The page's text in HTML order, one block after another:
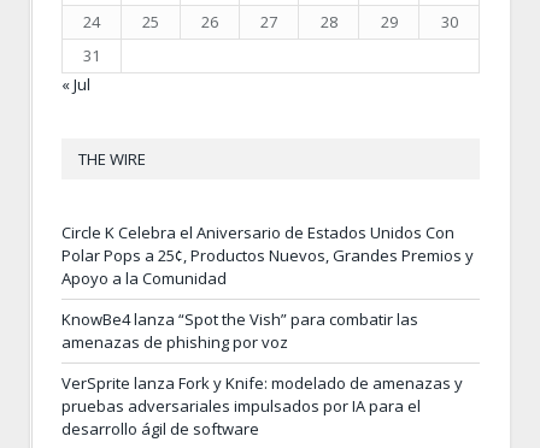
24
25 26 27 28 29
30
31
« Jul
THE WIRE
Circle K Celebra el Aniversario de Estados Unidos Con
Polar Pops a 25¢, Productos Nuevos, Grandes Premios y
Apoyo a la Comunidad
KnowBe4 lanza “Spot the Vish” para combatir las
amenazas de phishing por voz
VerSprite lanza Fork y Knife: modelado de amenazas y
pruebas adversariales impulsados por IA para el
desarrollo ágil de software